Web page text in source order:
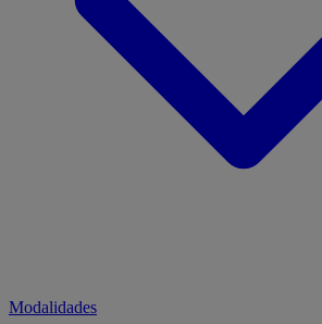
Modalidades